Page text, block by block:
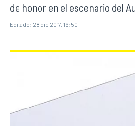
de honor en el escenario del
Editado: 28 dic 2017, 16:50